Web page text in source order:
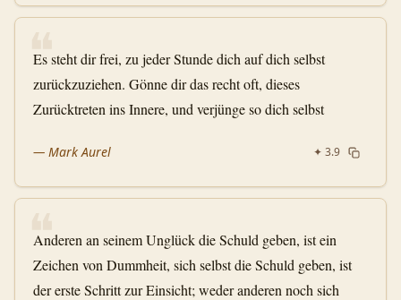
❝
Es steht dir frei, zu jeder Stunde dich auf dich selbst
zurückzuziehen. Gönne dir das recht oft, dieses
Zurücktreten ins Innere, und verjünge so dich selbst
— Mark Aurel ✦ 3.9
❝
Anderen an seinem Unglück die Schuld geben, ist ein
Zeichen von Dummheit, sich selbst die Schuld geben, ist
der erste Schritt zur Einsicht; weder anderen noch sich